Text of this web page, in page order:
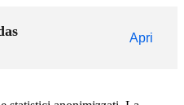
Apri